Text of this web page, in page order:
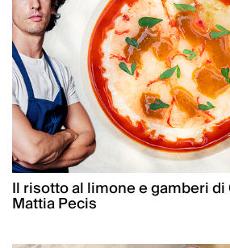
Il risotto al limone e gamberi di
Mattia Pecis